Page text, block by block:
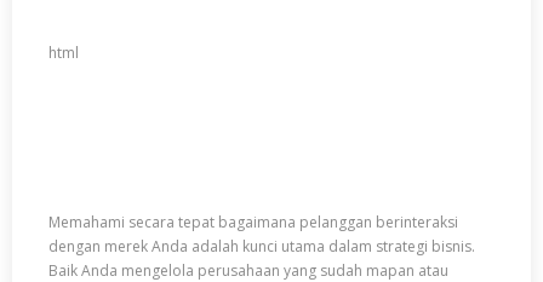
html
Memahami secara tepat bagaimana pelanggan berinteraksi
dengan merek Anda adalah kunci utama dalam strategi bisnis.
Baik Anda mengelola perusahaan yang sudah mapan atau